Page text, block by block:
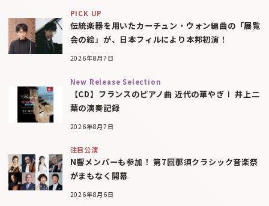
PICK UP
伝統楽器を用いたカーチュン・ウォン編曲の「展覧
会の絵」が、日本フィルにより本邦初演！
2026年8月7日
New Release Selection
【CD】フランスのピアノ曲 近代の華やぎⅠ 井上二
葉の演奏記録
2026年8月7日
注目公演
N響メンバーも参加！ 第7回那須クラシック音楽祭
がまもなく開幕
2026年8月6日